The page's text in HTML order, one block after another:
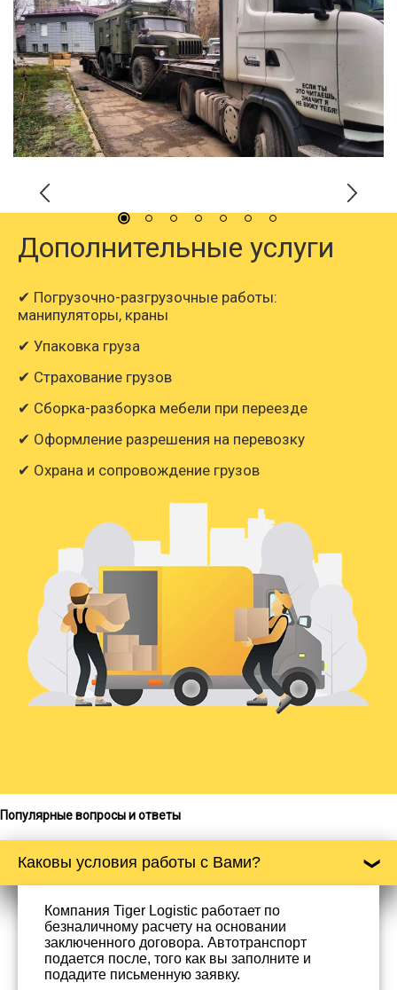
Дополнительные услуги
✔ Погрузочно-разгрузочные работы:
манипуляторы, краны
✔ Упаковка груза
✔ Страхование грузов
✔ Сборка-разборка мебели при переезде
✔ Оформление разрешения на перевозку
✔ Охрана и сопровождение грузов
Популярные вопросы и ответы
Каковы условия работы с Вами?
Компания Tiger Logistic работает по
безналичному расчету на основании
заключенного договора. Автотранспорт
подается после, того как вы заполните и
подадите письменную заявку.